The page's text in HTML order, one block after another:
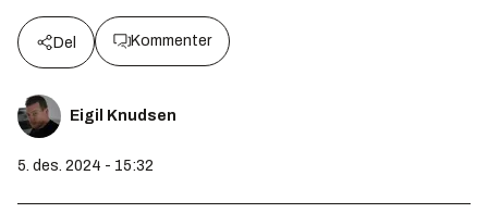
Del Kommenter
Eigil Knudsen
5. des. 2024 - 15:32